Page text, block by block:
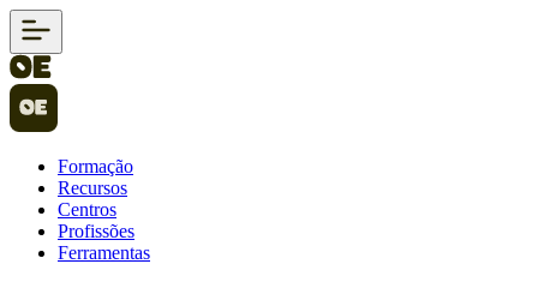
Formação
Recursos
Centros
Profissões
Ferramentas